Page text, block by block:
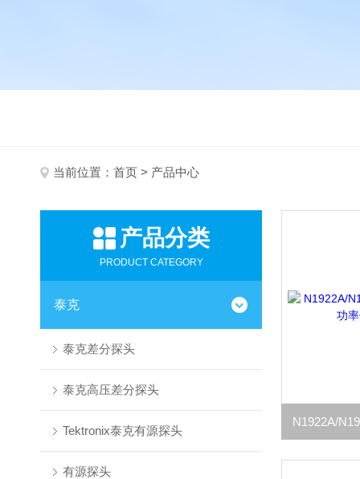
当前位置： 首页 > 产品中心
产品分类
PRODUCT CATEGORY
泰克
泰克差分探头
泰克高压差分探头
Tektronix泰克有源探头
有源探头